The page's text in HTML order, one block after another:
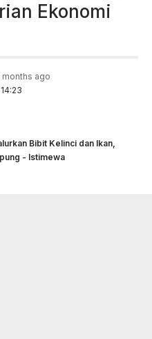
Ekonomi
months ago
Bibit Kelinci dan Ikan,
- Istimewa